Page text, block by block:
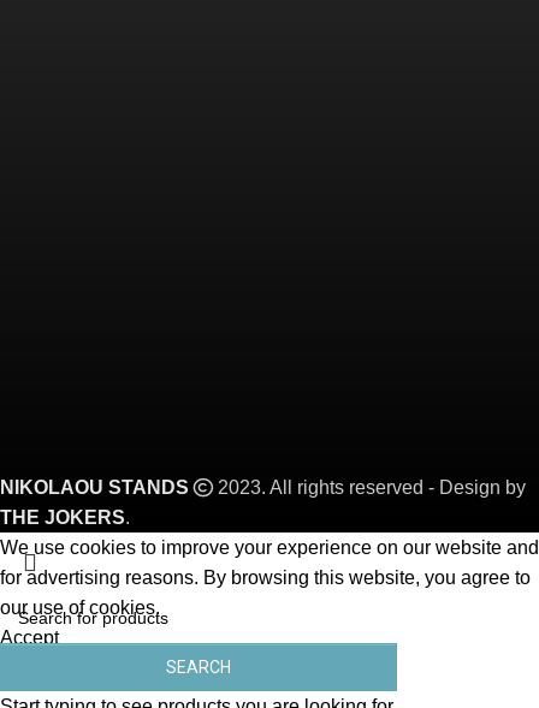
NIKOLAOU STANDS
2023. All rights reserved - Design by
THE JOKERS.
SEARCH
We use cookies to improve your experience on our website and
for advertising reasons. By browsing this website, you agree to
our use of cookies.
Accept